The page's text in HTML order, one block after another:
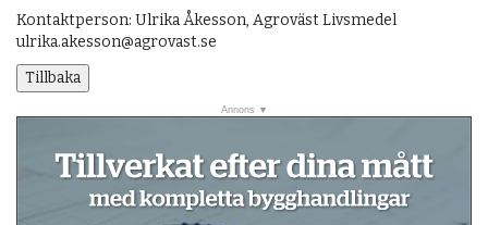
Kontaktperson: Ulrika Åkesson, Agroväst Livsmedel
ulrika.akesson@agrovast.se
Tillbaka